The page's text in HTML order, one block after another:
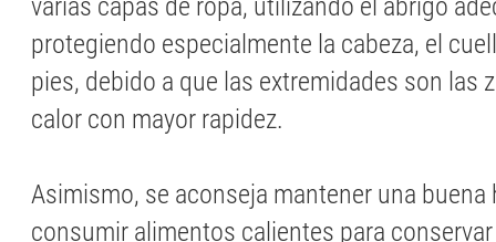
varias capas de ropa, utilizando el abrigo
protegiendo especialmente la cabeza, el
pies, debido a que las extremidades son las
calor con mayor rapidez.
Asimismo, se aconseja mantener una buena
consumir alimentos calientes para